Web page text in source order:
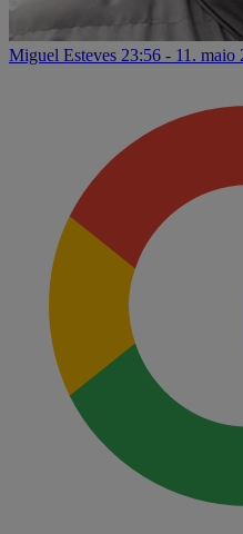
Miguel Esteves 23:56 - 11. maio